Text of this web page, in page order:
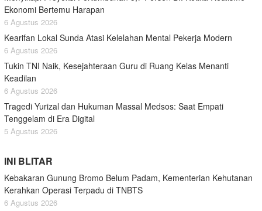
Ekonomi Bertemu Harapan
6 Agustus 2026
Kearifan Lokal Sunda Atasi Kelelahan Mental Pekerja Modern
6 Agustus 2026
Tukin TNI Naik, Kesejahteraan Guru di Ruang Kelas Menanti
Keadilan
6 Agustus 2026
Tragedi Yurizal dan Hukuman Massal Medsos: Saat Empati
Tenggelam di Era Digital
5 Agustus 2026
INI BLITAR
Kebakaran Gunung Bromo Belum Padam, Kementerian Kehutanan
Kerahkan Operasi Terpadu di TNBTS
6 Agustus 2026